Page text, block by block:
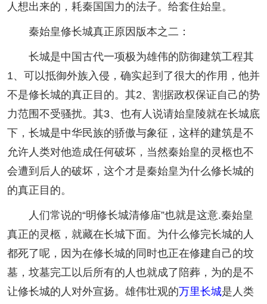
人想出来的，耗秦国国力的法子。给套住始皇。
秦始皇修长城真正原因版本之二：
长城是中国古代一项极为雄伟的防御建筑工程其
1、可以抵御外族入侵，确实起到了很大的作用，他并
不是修长城的真正目的。其2、割据政权保证自己的势
力范围不受骚扰。其3、也有人说请始皇陵就在长城底
下，长城是中华民族的骄傲与象征，这样的建筑是不
允许人类对他造成任何破坏，当然秦始皇的灵柩也不
会遭到后人的破坏，这个才是秦始皇为什么修长城的
的真正目的。
人们常说的“明修长城清修庙”也就是这意.秦始皇
真正的灵柩，就藏在长城下面。为什么修完长城的人
都死了呢，因为在修长城的同时也正在修建自己的坟
墓，坟墓完工以后所有的人也就成了陪葬，为的是不
让修长城的人对外宣扬。雄伟壮观的万里长城是人类